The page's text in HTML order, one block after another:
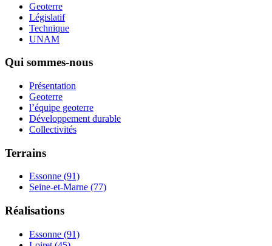
Geoterre
Législatif
Technique
UNAM
Qui sommes-nous
Présentation
Geoterre
l’équipe geoterre
Développement durable
Collectivités
Terrains
Essonne (91)
Seine-et-Marne (77)
Réalisations
Essonne (91)